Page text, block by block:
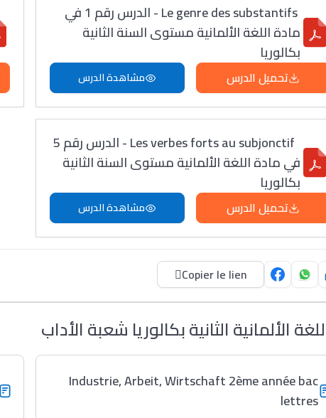
Le genre des substantifs - الدرس رقم 1 في
مادة اللغة الألمانية مستوى السنة الثانية
بكالوريا
تحميل الدرس مشاهدة الدرس
Les verbes forts au subjonctif - الدرس رقم 5
في مادة اللغة الألمانية مستوى السنة الثانية
بكالوريا
تحميل الدرس مشاهدة الدرس
Copier le lien
الألمانية الثانية بكالوريا شعبة الأداب
Industrie, Arbeit, Wirtschaft 2ème année bac
lettres